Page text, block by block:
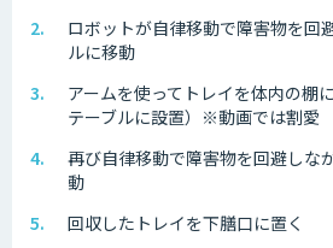
ロボットが自律移動で障害物を回
ルに移動
アームを使ってトレイを体内の棚
テーブルに設置）※動画では割愛
再び自律移動で障害物を回避しな
動
回収したトレイを下膳口に置く